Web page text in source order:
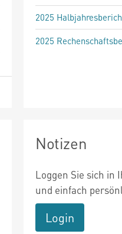
2025
2025
Notizen
Loggen Sie sich in
und einfach
Login